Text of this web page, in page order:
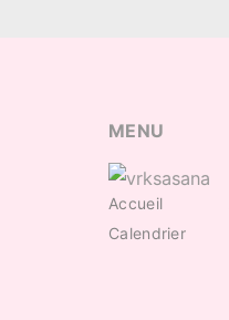
MENU
Accueil
Calendrier